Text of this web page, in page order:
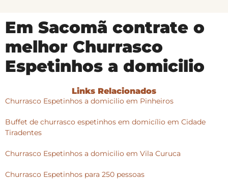
Em Sacomã contrate o
melhor Churrasco
Espetinhos a domicilio
Links Relacionados
Churrasco Espetinhos a domicilio em Pinheiros
Buffet de churrasco espetinhos em domicílio em Cidade
Tiradentes
Churrasco Espetinhos a domicilio em Vila Curuca
Churrasco Espetinhos para 250 pessoas